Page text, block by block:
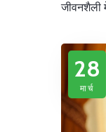
जीवनशैली
28
मार्च